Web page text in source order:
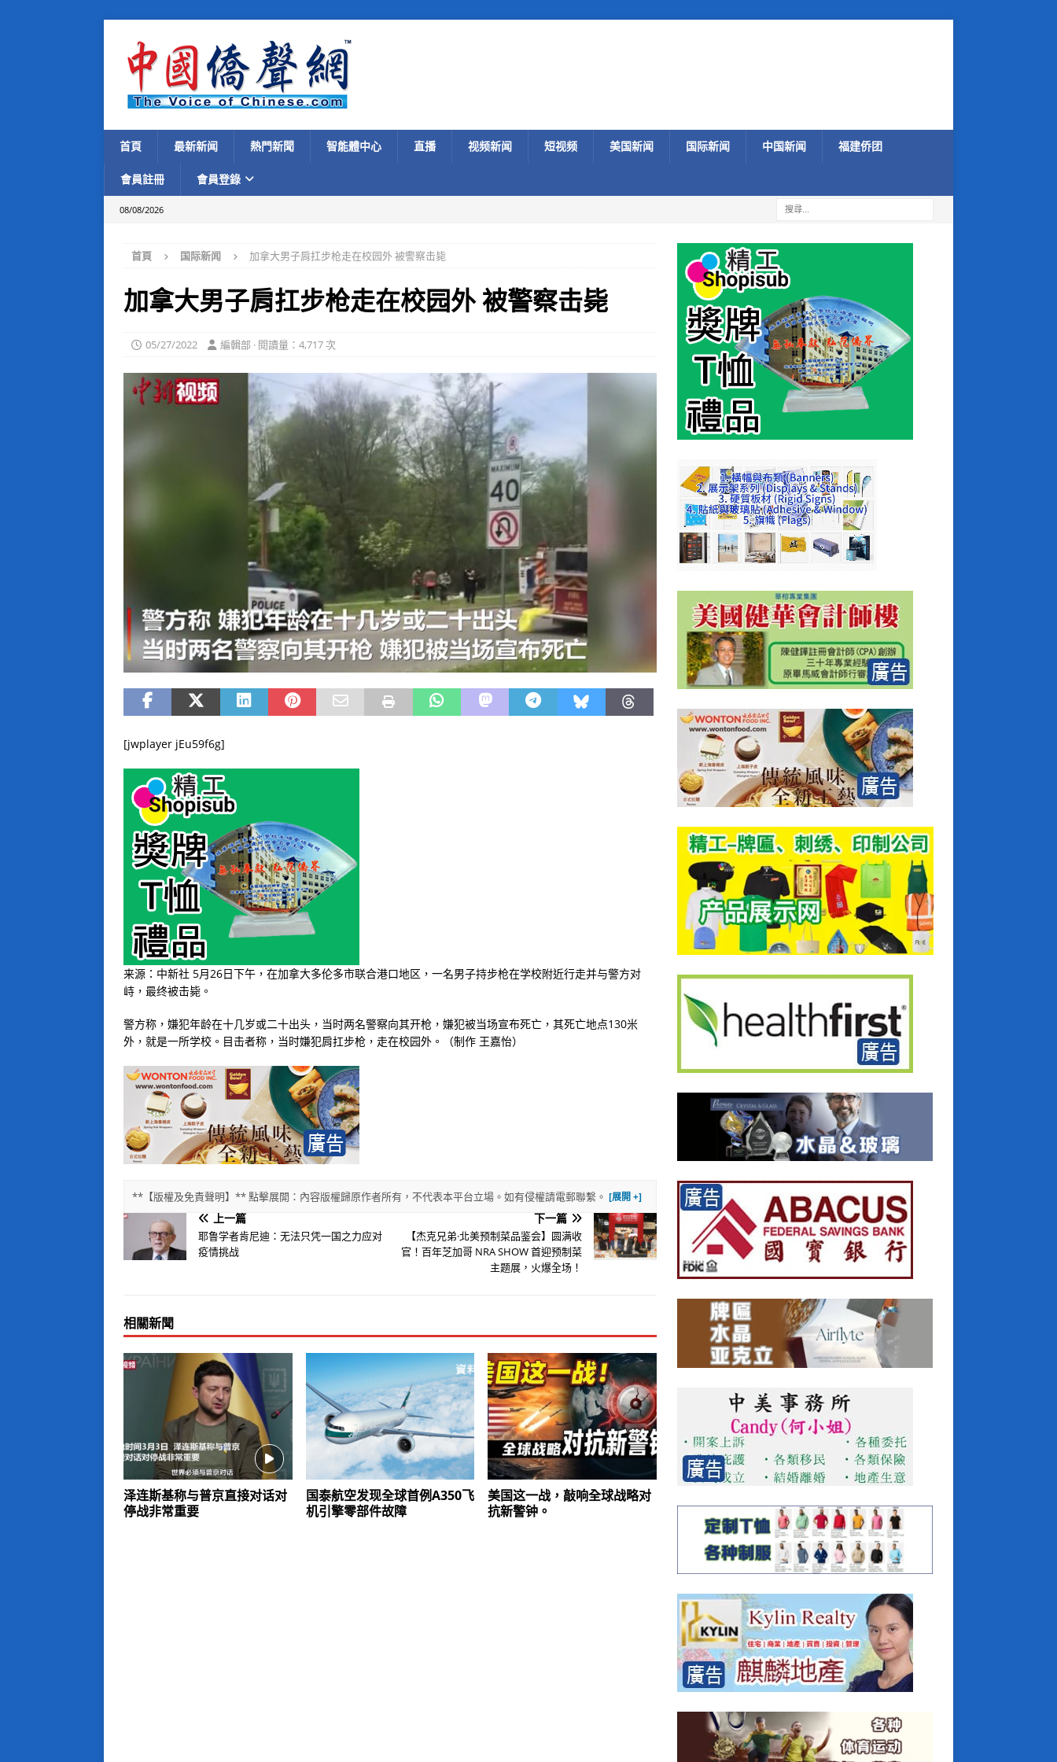
首頁 最新新闻 熱門新聞 智能體中心 直播 视频新闻 短视频 美国新闻 国际新闻 中国新闻 福建侨团
會員註冊 會員登錄
08/08/2026
首頁 国际新闻 加拿大男子肩扛步枪走在校园外 被警察击毙
加拿大男子肩扛步枪走在校园外 被警察击毙
05/27/2022 編輯部 · 閱讀量：4,717 次
[jwplayer jEu59f6g]
来源：中新社 5月26日下午，在加拿大多伦多市联合港口地区，一名男子持步枪在学校附近行走并与警方对
峙，最终被击毙。
警方称，嫌犯年龄在十几岁或二十出头，当时两名警察向其开枪，嫌犯被当场宣布死亡，其死亡地点130米
外，就是一所学校。目击者称，当时嫌犯肩扛步枪，走在校园外。（制作 王嘉怡）
**【版權及免責聲明】** 點擊展開：內容版權歸原作者所有，不代表本平台立場。如有侵權請電郵聯繫。
上一篇
耶鲁学者肯尼迪：无法只凭一国之力应对
疫情挑战
下一篇
【杰克兄弟·北美预制菜品鉴会】圆满收
官！百年芝加哥 NRA SHOW 首迎预制菜
主题展，火爆全场！
相關新聞
泽连斯基称与普京直接对话对
停战非常重要
国泰航空发现全球首例A350飞
机引擎零部件故障
美国这一战，敲响全球战略对
抗新警钟。